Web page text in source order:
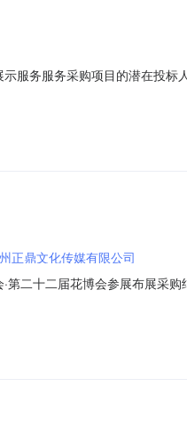
服务服务采购项目的潜在投
1：合同包预算金额：160000
正鼎文化传媒有限公司
二十二届花博会参展布展采
四、主要标的信息服务类品